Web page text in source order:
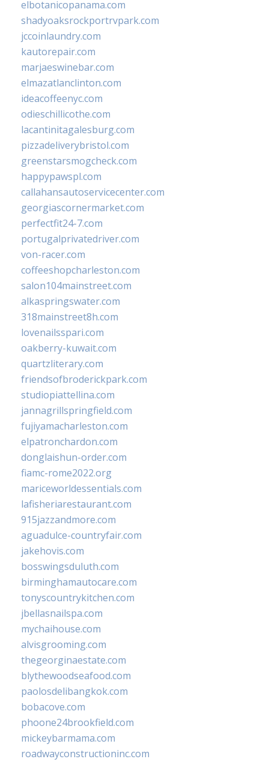
elbotanicopanama.com
shadyoaksrockportrvpark.com
jccoinlaundry.com
kautorepair.com
marjaeswinebar.com
elmazatlanclinton.com
ideacoffeenyc.com
odieschillicothe.com
lacantinitagalesburg.com
pizzadeliverybristol.com
greenstarsmogcheck.com
happypawspl.com
callahansautoservicecenter.com
georgiascornermarket.com
perfectfit24-7.com
portugalprivatedriver.com
von-racer.com
coffeeshopcharleston.com
salon104mainstreet.com
alkaspringswater.com
318mainstreet8h.com
lovenailsspari.com
oakberry-kuwait.com
quartzliterary.com
friendsofbroderickpark.com
studiopiattellina.com
jannagrillspringfield.com
fujiyamacharleston.com
elpatronchardon.com
donglaishun-order.com
fiamc-rome2022.org
mariceworldessentials.com
lafisheriarestaurant.com
915jazzandmore.com
aguadulce-countryfair.com
jakehovis.com
bosswingsduluth.com
birminghamautocare.com
tonyscountrykitchen.com
jbellasnailspa.com
mychaihouse.com
alvisgrooming.com
thegeorginaestate.com
blythewoodseafood.com
paolosdelibangkok.com
bobacove.com
phoone24brookfield.com
mickeybarmama.com
roadwayconstructioninc.com